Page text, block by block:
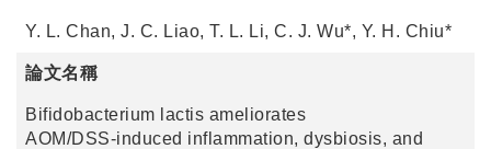
Y. L. Chan, J. C. Liao, T. L. Li, C. J. Wu*, Y. H. Chiu*
論文名稱
Bifidobacterium lactis ameliorates
AOM/DSS‑induced inflammation, dysbiosis, and